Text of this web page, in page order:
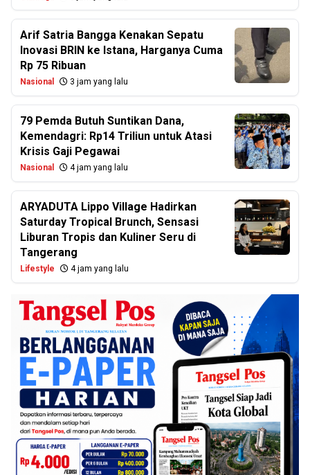
Arif Satria Bangga Kenakan Sepatu
Inovasi BRIN ke Istana, Harganya Cuma
Rp 75 Ribuan
Nasional 3 jam yang lalu
79 Pemda Butuh Suntikan Dana,
Kemendagri: Rp14 Triliun untuk Atasi
Krisis Gaji Pegawai
Nasional 4 jam yang lalu
ARYADUTA Lippo Village Hadirkan
Saturday Tropical Brunch, Sensasi
Liburan Tropis dan Kuliner Seru di
Tangerang
Lifestyle 4 jam yang lalu